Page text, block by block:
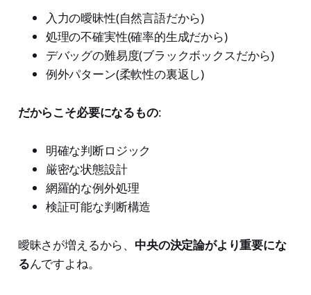
入力の曖昧性(自然言語だから)
処理の不確実性(確率的生成だから)
デバッグの難易度(ブラックボックスだから)
例外パターン(柔軟性の裏返し)
だからこそ必要になるもの:
明確な判断ロジック
厳密な状態設計
網羅的な例外処理
検証可能な判断構造
曖昧さが増えるから、 中央の決定論がより重要にな
るんですよね。